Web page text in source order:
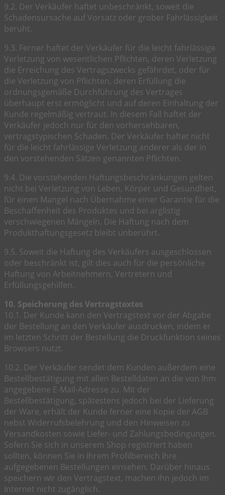
9.2. Der Verkäufer haftet unbeschränkt, soweit die
Schadensursache auf Vorsatz oder grober Fahrlässigkeit
beruht.
9.3. Ferner haftet der Verkäufer für die leicht fahrlässige
Verletzung von wesentlichen Pflichten, deren Verletzung
die Erreichung des Vertragszwecks gefährdet, oder für
die Verletzung von Pflichten, deren Erfüllung die
ordnungsgemäße Durchführung des Vertrages
überhaupt erst ermöglicht und auf deren Einhaltung der
Kunde regelmäßig vertraut. In diesem Fall haftet der
Verkäufer jedoch nur für den vorhersehbaren,
vertragstypischen Schaden. Der Verkäufer haftet nicht
für die leicht fahrlässige Verletzung anderer als der in
den vorstehenden Sätzen genannten Pflichten.
9.4. Die vorstehenden Haftungsbeschränkungen gelten
nicht bei Verletzung von Leben, Körper und Gesundheit,
für einen Mangel nach Übernahme einer Garantie für die
Beschaffenheit des Produktes und bei arglistig
verschwiegenen Mängeln. Die Haftung nach dem
Produkthaftungsgesetz bleibt unberührt.
9.5. Soweit die Haftung des Verkäufers ausgeschlossen
oder beschränkt ist, gilt dies auch für die persönliche
Haftung von Arbeitnehmern, Vertretern und
Erfüllungsgehilfen.
10. Speicherung des Vertragstextes
10.1. Der Kunde kann den Vertragstext vor der Abgabe
der Bestellung an den Verkäufer ausdrucken, indem er
im letzten Schritt der Bestellung die Druckfunktion seines
Browsers nutzt.
10.2. Der Verkäufer sendet dem Kunden außerdem eine
Bestellbestätigung mit allen Bestelldaten an die von Ihm
angegebene E-Mail-Adresse zu. Mit der
Bestellbestätigung, spätestens jedoch bei der Lieferung
der Ware, erhält der Kunde ferner eine Kopie der AGB
nebst Widerrufsbelehrung und den Hinweisen zu
Versandkosten sowie Liefer- und Zahlungsbedingungen.
Sofern Sie sich in unserem Shop registriert haben
sollten, können Sie in Ihrem Profilbereich Ihre
aufgegebenen Bestellungen einsehen. Darüber hinaus
speichern wir den Vertragstext, machen ihn jedoch im
Internet nicht zugänglich.